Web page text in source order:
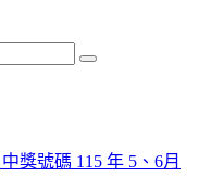
Search
獎號碼 115 年 5、6月